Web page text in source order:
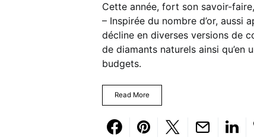
Cette année, fort son savoir-
– Inspirée du nombre d’or, aussi
décline en diverses versions de
de diamants naturels ainsi
budgets.
Read More